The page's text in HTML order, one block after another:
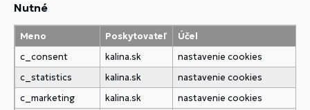
Nutné
Meno Poskytovateľ
Účel
c_consent
kalina.sk
nastavenie cookies
c_statistics
kalina.sk
nastavenie cookies
c_marketing
kalina.sk
nastavenie cookies